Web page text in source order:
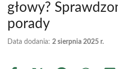
głowy?
porady
Data dodania: 2 sierpnia 2025 r.